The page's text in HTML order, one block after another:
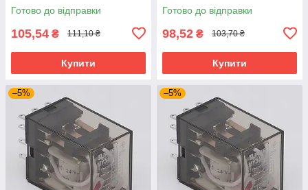
Готово до відправки
105,54 ₴ 111,10 ₴
Купити
Готово до відправки
98,52 ₴ 103,70 ₴
Купити
–5% –5%